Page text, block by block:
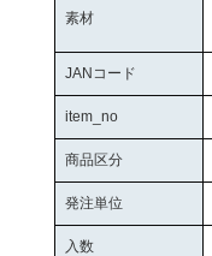
素材
JANコード
item_no
商品区分
発注単位
入数